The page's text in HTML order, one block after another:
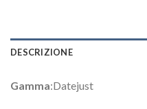
DESCRIZIONE
Gamma:Datejust